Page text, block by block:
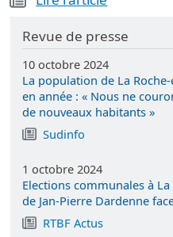
Revue de presse
10 octobre 2024
La population de La
en année : « Nous ne
de nouveaux habitants »
Sudinfo
1 octobre 2024
Elections communales à
de Jan-Pierre Dardenne
RTBF Actus